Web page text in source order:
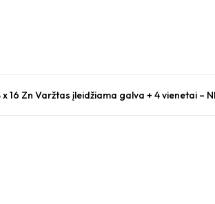
16 Zn Varžtas įleidžiama galva + 4 vienetai –